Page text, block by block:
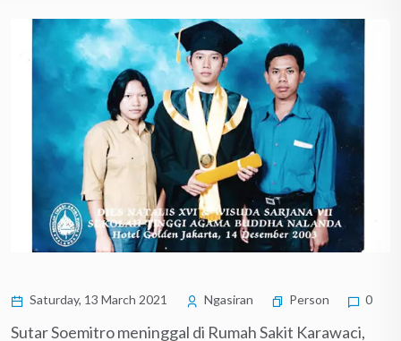
Saturday, 13 March 2021 Ngasiran Person 0
Sutar Soemitro meninggal di Rumah Sakit Karawaci,